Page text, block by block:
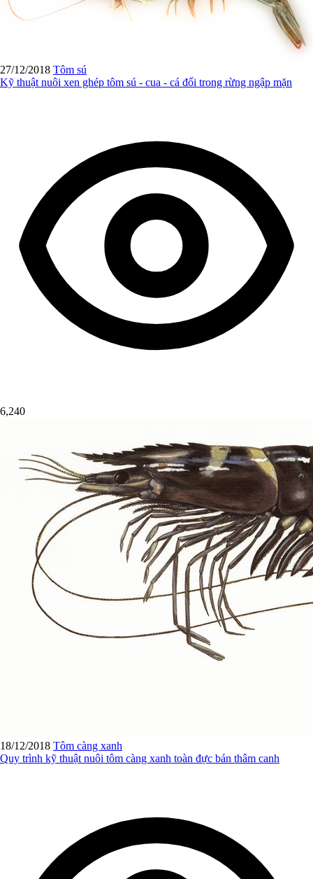
27/12/2018 Tôm sú
Kỹ thuật nuôi xen ghép tôm sú - cua - cá đối trong rừng ngập mặn
6,240
18/12/2018 Tôm càng xanh
Quy trình kỹ thuật nuôi tôm càng xanh toàn đực bán thâm canh